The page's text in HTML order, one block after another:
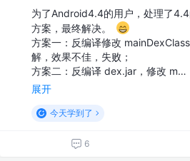
为了Android4.4的用户，处理了
方案，最终解决。
方案一：反编译修改
解，效果不佳，失败；
方案二：反编译 dex.jar，修改 m…
展开
今天学到了
6